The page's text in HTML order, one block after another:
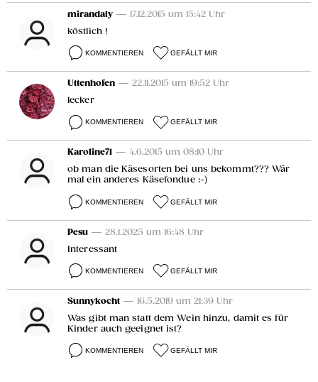
mirandaly — 17.12.2015 um 15:42 Uhr
köstlich !
KOMMENTIEREN GEFÄLLT MIR
Uttenhofen — 22.11.2015 um 19:52 Uhr
lecker
KOMMENTIEREN GEFÄLLT MIR
Karoline71 — 4.6.2015 um 08:10 Uhr
ob man die Käsesorten bei uns bekommt??? Wär
mal ein anderes Käsefondue :-)
KOMMENTIEREN GEFÄLLT MIR
Pesu — 28.1.2025 um 16:48 Uhr
Interessant
KOMMENTIEREN GEFÄLLT MIR
Sunnykocht — 16.5.2019 um 21:39 Uhr
Was gibt man statt dem Wein hinzu, damit es für
Kinder auch geeignet ist?
KOMMENTIEREN GEFÄLLT MIR